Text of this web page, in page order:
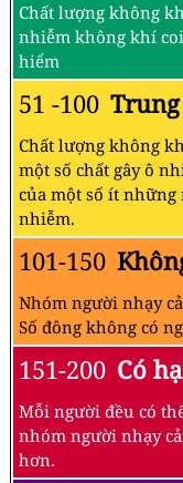
Chất lượng không
nhiễm không khí
hiểm
51 -100
Chất lượng không
một số chất gây ô
của một số ít
nhiễm.
101-150
Nhóm người nhạy
Số đông không có
151-200 Có
Mỗi người đều có
nhóm người nhạy
hơn.